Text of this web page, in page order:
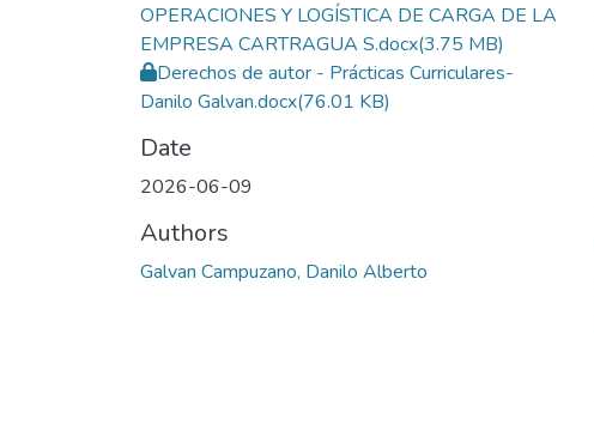
OPERACIONES Y LOGÍSTICA DE CARGA DE LA
EMPRESA CARTRAGUA S.docx(3.75 MB)
Derechos de autor - Prácticas Curriculares-
Danilo Galvan.docx(76.01 KB)
Date
2026-06-09
Authors
Galvan Campuzano, Danilo Alberto